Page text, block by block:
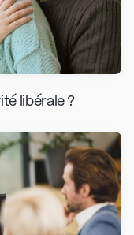
libérale ?